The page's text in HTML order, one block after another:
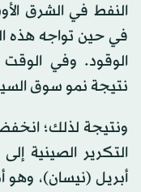
النفط في الشرق
في حين تواجه هذه
الوقود. وفي
نتيجة نمو سوق
ونتيجة لذلك؛
أبريل (نيسان)،